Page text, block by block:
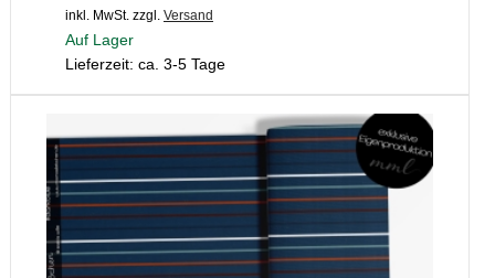
inkl. MwSt. zzgl. Versand
Auf Lager
Lieferzeit: ca. 3-5 Tage